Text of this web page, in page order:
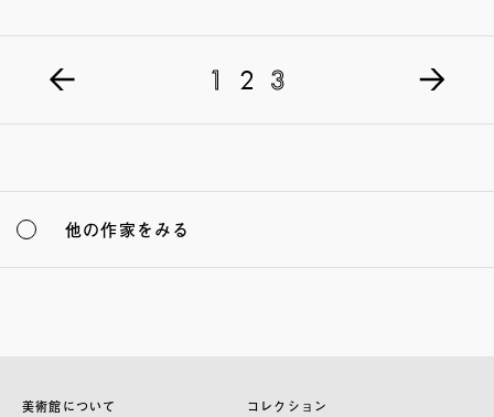
1 2 3
他の作家をみる
美術館について コレクション